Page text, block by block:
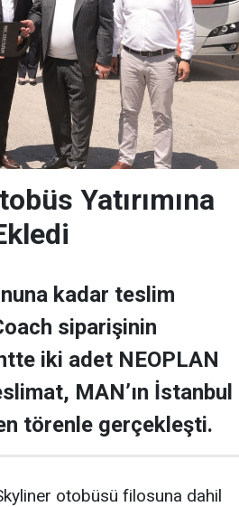
Yatırımına
kadar teslim
siparişinin
iki adet NEOPLAN
MAN’ın İstanbul
törenle gerçekleşti.
otobüsü filosuna dahil